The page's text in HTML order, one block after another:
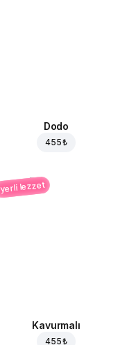
Dodo
455 ₺
yerli lezzet
Kavurmalı
455 ₺